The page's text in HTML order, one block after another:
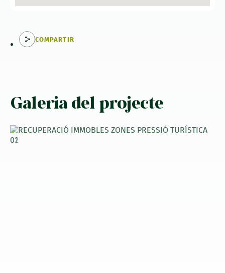
COMPARTIR
Galeria del projecte